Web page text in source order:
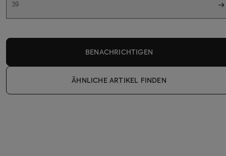
39
BENACHRICHTIGEN
ÄHNLICHE ARTIKEL FINDEN